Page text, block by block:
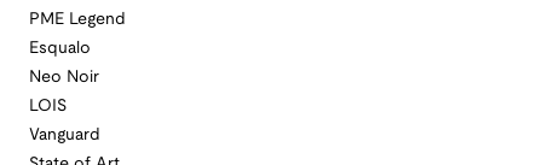
PME Legend
Esqualo
Neo Noir
LOIS
Vanguard